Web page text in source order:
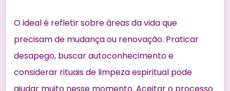
O ideal é refletir sobre áreas da vida que
precisam de mudança ou renovação. Praticar
desapego, buscar autoconhecimento e
considerar rituais de limpeza espiritual pode